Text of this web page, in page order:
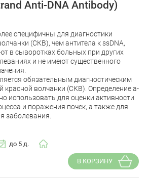
Anti-DNA Antibody)
специфичны для диагностики
(СКВ), чем антитела к ssDNA,
в сыворотках больных при других
и не имеют существенного
обязательным диагностическим
красной волчанки (СКВ). Определение a-
использовать для оценки активности
и поражения почек, а также для
заболевания.
до 5 д.
В КОРЗИНУ